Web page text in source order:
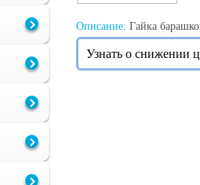
Описание: Гайка
Узнать о снижении